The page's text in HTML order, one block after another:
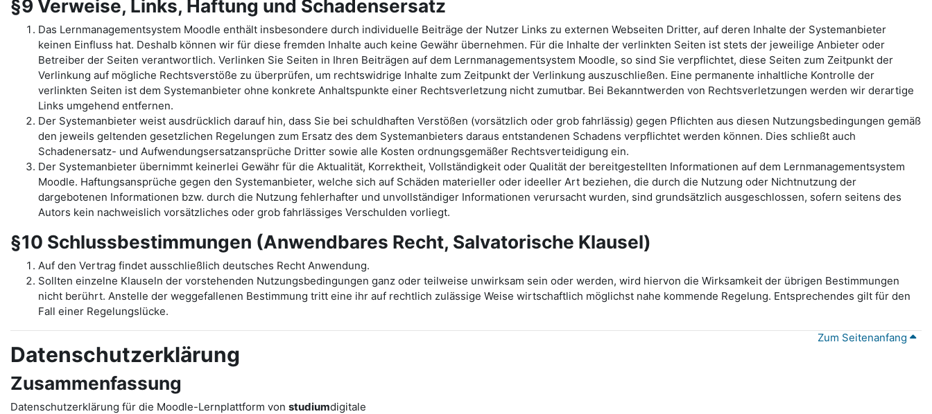
§9 Verweise, Links, Haftung und Schadensersatz
Das Lernmanagementsystem Moodle enthält insbesondere durch individuelle Beiträge der Nutzer Links zu externen Webseiten Dritter, auf deren Inhalte der Systemanbieter
keinen Einfluss hat. Deshalb können wir für diese fremden Inhalte auch keine Gewähr übernehmen. Für die Inhalte der verlinkten Seiten ist stets der jeweilige Anbieter oder
Betreiber der Seiten verantwortlich. Verlinken Sie Seiten in Ihren Beiträgen auf dem Lernmanagementsystem Moodle, so sind Sie verpflichtet, diese Seiten zum Zeitpunkt der
Verlinkung auf mögliche Rechtsverstöße zu überprüfen, um rechtswidrige Inhalte zum Zeitpunkt der Verlinkung auszuschließen. Eine permanente inhaltliche Kontrolle der
verlinkten Seiten ist dem Systemanbieter ohne konkrete Anhaltspunkte einer Rechtsverletzung nicht zumutbar. Bei Bekanntwerden von Rechtsverletzungen werden wir derartige
Links umgehend entfernen.
Der Systemanbieter weist ausdrücklich darauf hin, dass Sie bei schuldhaften Verstößen (vorsätzlich oder grob fahrlässig) gegen Pflichten aus diesen Nutzungsbedingungen gemäß
den jeweils geltenden gesetzlichen Regelungen zum Ersatz des dem Systemanbieters daraus entstandenen Schadens verpflichtet werden können. Dies schließt auch
Schadenersatz- und Aufwendungsersatzansprüche Dritter sowie alle Kosten ordnungsgemäßer Rechtsverteidigung ein.
Der Systemanbieter übernimmt keinerlei Gewähr für die Aktualität, Korrektheit, Vollständigkeit oder Qualität der bereitgestellten Informationen auf dem Lernmanagementsystem
Moodle. Haftungsansprüche gegen den Systemanbieter, welche sich auf Schäden materieller oder ideeller Art beziehen, die durch die Nutzung oder Nichtnutzung der
dargebotenen Informationen bzw. durch die Nutzung fehlerhafter und unvollständiger Informationen verursacht wurden, sind grundsätzlich ausgeschlossen, sofern seitens des
Autors kein nachweislich vorsätzliches oder grob fahrlässiges Verschulden vorliegt.
§10 Schlussbestimmungen (Anwendbares Recht, Salvatorische Klausel)
Auf den Vertrag findet ausschließlich deutsches Recht Anwendung.
Sollten einzelne Klauseln der vorstehenden Nutzungsbedingungen ganz oder teilweise unwirksam sein oder werden, wird hiervon die Wirksamkeit der übrigen Bestimmungen
nicht berührt. Anstelle der weggefallenen Bestimmung tritt eine ihr auf rechtlich zulässige Weise wirtschaftlich möglichst nahe kommende Regelung. Entsprechendes gilt für den
Fall einer Regelungslücke.
Zum Seitenanfang
Datenschutzerklärung
Zusammenfassung
Datenschutzerklärung für die Moodle-Lernplattform von studiumdigitale